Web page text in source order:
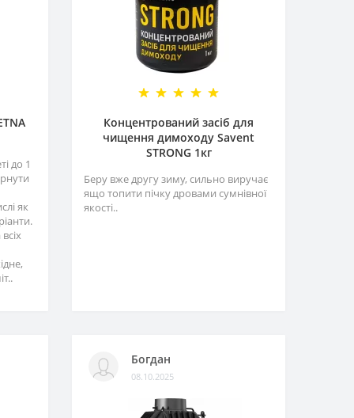
до 1
як
Концентрований засіб для
чищення димоходу Savent
STRONG 1кг
Беру вже другу зиму, сильно виручає
ящо топити пічку дровами сумнівної
якості..
Богдан
08.10.2025